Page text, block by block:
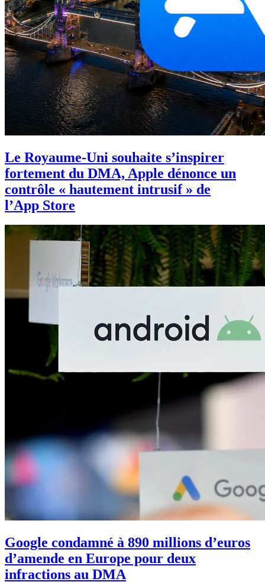
Le Royaume-Uni souhaite s’inspirer
fortement du DMA, Apple dénonce un
contrôle « hautement intrusif » de
l’App Store
Google condamné à 890 millions d’euros
d’amende en Europe pour deux
infractions au DMA